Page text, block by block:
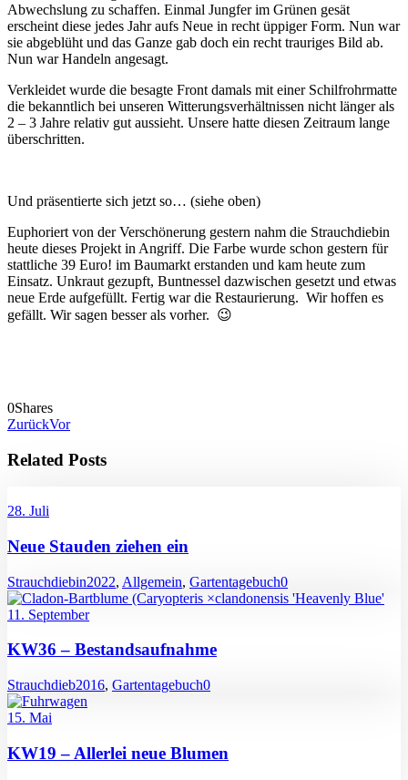
Abwechslung zu schaffen. Einmal Jungfer im Grünen gesät
erscheint diese jedes Jahr aufs Neue in recht üppiger Form. Nun war
sie abgeblüht und das Ganze gab doch ein recht trauriges Bild ab.
Nun war Handeln angesagt.
Verkleidet wurde die besagte Front damals mit einer Schilfrohrmatte
die bekanntlich bei unseren Witterungsverhältnissen nicht länger als
2 – 3 Jahre relativ gut aussieht. Unsere hatte diesen Zeitraum lange
überschritten.
Und präsentierte sich jetzt so… (siehe oben)
Euphoriert von der Verschönerung gestern nahm die Strauchdiebin
heute dieses Projekt in Angriff. Die Farbe wurde schon gestern für
stattliche 39 Euro! im Baumarkt erstanden und kam heute zum
Einsatz. Unkraut gezupft, Buntnessel dazwischen gesetzt und etwas
neue Erde aufgefüllt. Fertig war die Restaurierung. Wir hoffen es
gefällt. Wir sagen besser als vorher. 😉
0Shares
ZurückVor
Related Posts
28. Juli
Neue Stauden ziehen ein
Strauchdiebin2022, Allgemein, Gartentagebuch0
11. September
KW36 – Bestandsaufnahme
Strauchdieb2016, Gartentagebuch0
15. Mai
KW19 – Allerlei neue Blumen